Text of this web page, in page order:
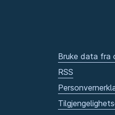
Bruke data fra
RSS